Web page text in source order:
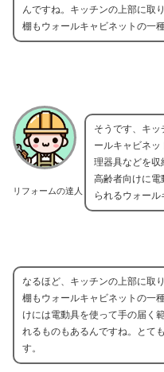
んですね。キッチンの上部に取
棚もウォールキャビネットの一
リフォームの達人
そうです、キ
ールキャビネ
理器具などを収
高齢者向けに電
られるウォール
なるほど、キッチンの上部に取
棚もウォールキャビネットの一
けには電動具を使って手の届く
れるものもあるんですね。とて
す。